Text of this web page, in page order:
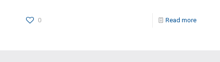
0 Read more